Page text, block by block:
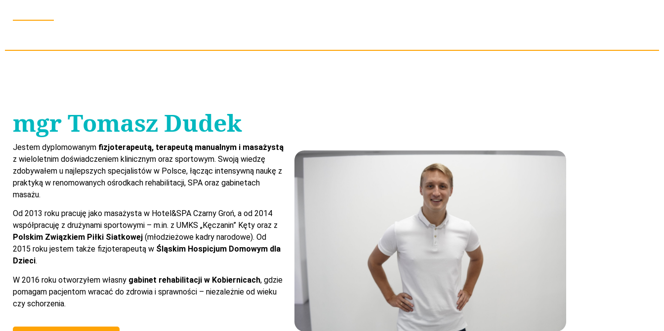
mgr Tomasz Dudek
Jestem dyplomowanym fizjoterapeutą, terapeutą manualnym i masażystą
z wieloletnim doświadczeniem klinicznym oraz sportowym. Swoją wiedzę
zdobywałem u najlepszych specjalistów w Polsce, łącząc intensywną naukę z
praktyką w renomowanych ośrodkach rehabilitacji, SPA oraz gabinetach
masażu.
Od 2013 roku pracuję jako masażysta w Hotel&SPA Czarny Groń, a od 2014
współpracuję z drużynami sportowymi – m.in. z UMKS „Kęczanin” Kęty oraz z
Polskim Związkiem Piłki Siatkowej (młodzieżowe kadry narodowe). Od
2015 roku jestem także fizjoterapeutą w Śląskim Hospicjum Domowym dla
Dzieci.
W 2016 roku otworzyłem własny gabinet rehabilitacji w Kobiernicach, gdzie
pomagam pacjentom wracać do zdrowia i sprawności – niezależnie od wieku
czy schorzenia.